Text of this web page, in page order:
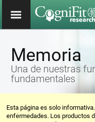
Memoria
Una de nuestras
fundamentales
Esta página es solo
enfermedades. Los productos